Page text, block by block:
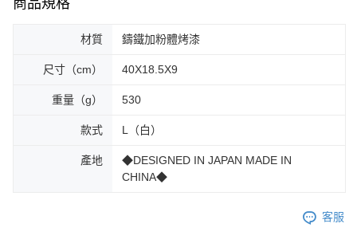
材質 鑄鐵加粉體烤漆
尺寸（cm） 40X18.5X9
重量（g） 530
款式 L（白）
產地
◆DESIGNED IN JAPAN MADE IN
CHINA◆
客服